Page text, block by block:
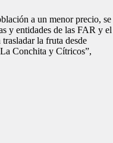
a un menor precio, se
y entidades de las FAR y el
la fruta desde
Conchita y Cítricos”,